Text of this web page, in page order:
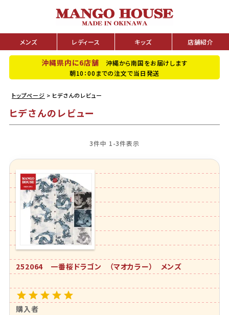
メンズ レディース キッズ 店舗紹介
沖縄県内に6店舗 沖縄から南国をお届けします
朝10：00までの注文で当日発送
トップページ ヒデさんのレビュー
ヒデさんのレビュー
3件中 1-3件表示
252064 一番桜ドラゴン （マオカラー） メンズ
購入者